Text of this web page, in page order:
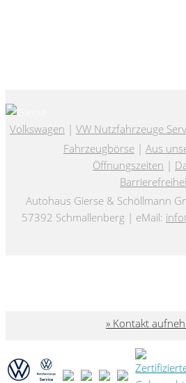
Volkswagen | VW Nutzfahrzeuge
Fahrzeugbörse | Aus
Öffnungszeiten |
Autohaus Gierse & Schöllmann
57392 Schmallenberg | eMail:
Kontakt